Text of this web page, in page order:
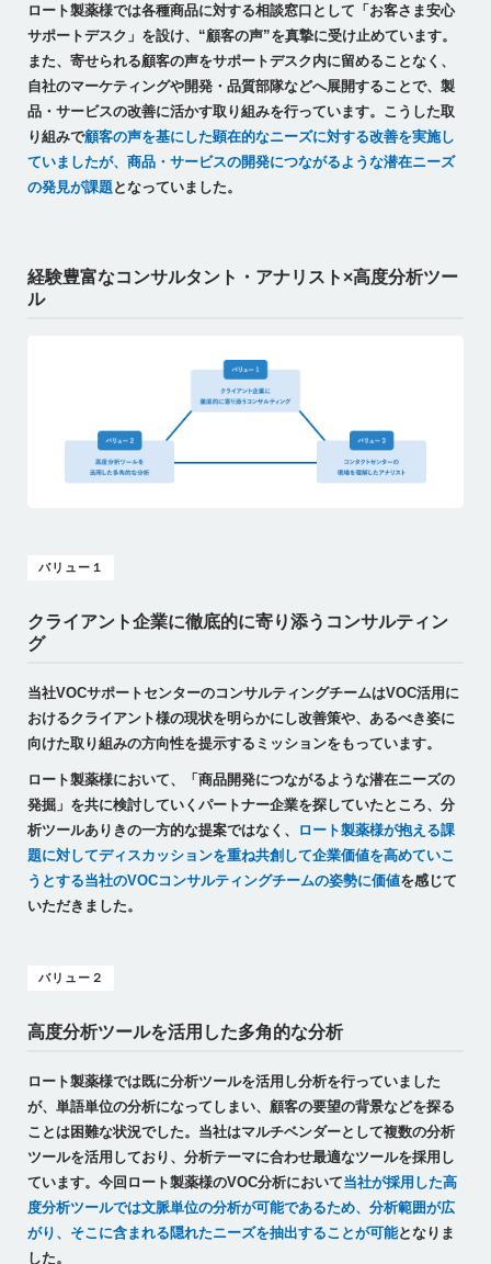
ロート製薬様では各種商品に対する相談窓口として「お客さま安心
サポートデスク」を設け、“顧客の声”を真摯に受け止めています。
また、寄せられる顧客の声をサポートデスク内に留めることなく、
自社のマーケティングや開発・品質部隊などへ展開することで、製
品・サービスの改善に活かす取り組みを行っています。こうした取
り組みで顧客の声を基にした顕在的なニーズに対する改善を実施し
ていましたが、商品・サービスの開発につながるような潜在ニーズ
の発見が課題 となっていました。
経験豊富なコンサルタント・アナリスト×高度分析ツー
ル
バリュー１
クライアント企業に徹底的に寄り添うコンサルティン
グ
当社VOCサポートセンターのコンサルティングチームはVOC活用に
おけるクライアント様の現状を明らかにし改善策や、あるべき姿に
向けた取り組みの方向性を提示するミッションをもっています。
ロート製薬様において、「商品開発につながるような潜在ニーズの
発掘」を共に検討していくパートナー企業を探していたところ、分
析ツールありきの一方的な提案ではなく、
ロート製薬様が抱える課
題に対してディスカッションを重ね共創して企業価値を高めていこ
うとする当社のVOCコンサルティングチームの姿勢に価値を感じて
いただきました。
バリュー２
高度分析ツールを活用した多角的な分析
ロート製薬様では既に分析ツールを活用し分析を行っていました
が、単語単位の分析になってしまい、顧客の要望の背景などを探る
ことは困難な状況でした。当社はマルチベンダーとして複数の分析
ツールを活用しており、分析テーマに合わせ最適なツールを採用し
ています。今回ロート製薬様のVOC分析において当社が採用した高
度分析ツールでは文脈単位の分析が可能であるため、分析範囲が広
がり、そこに含まれる隠れたニーズを抽出することが可能となりま
した。